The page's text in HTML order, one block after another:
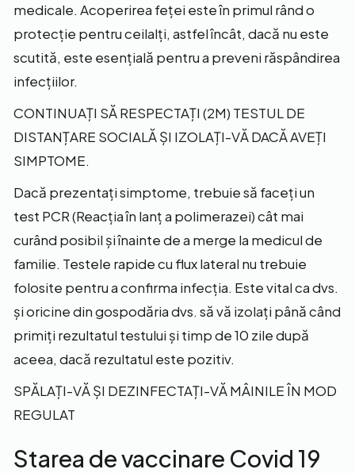
medicale. Acoperirea feței este în primul rând o
protecție pentru ceilalți, astfel încât, dacă nu este
scutită, este esențială pentru a preveni răspândirea
infecțiilor.
CONTINUAȚI SĂ RESPECTAȚI (2M) TESTUL DE
DISTANȚARE SOCIALĂ ȘI IZOLAȚI-VĂ DACĂ AVEȚI
SIMPTOME.
Dacă prezentați simptome, trebuie să faceți un
test PCR (Reacția în lanț a polimerazei) cât mai
curând posibil și înainte de a merge la medicul de
familie. Testele rapide cu flux lateral nu trebuie
folosite pentru a confirma infecția. Este vital ca dvs.
și oricine din gospodăria dvs. să vă izolați până când
primiți rezultatul testului și timp de 10 zile după
aceea, dacă rezultatul este pozitiv.
SPĂLAȚI-VĂ ȘI DEZINFECTAȚI-VĂ MÂINILE ÎN MOD
REGULAT
Starea de vaccinare Covid 19